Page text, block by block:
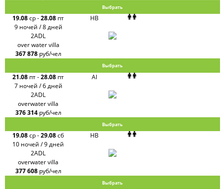
Выбрать
19.08ср-28.08 пт
9 ночей / 8 дней
HB
2ADL
over water villa
367 878 руб/чел
Выбрать
21.08 пт-28.08 пт
7 ночей / 6 дней
AI
2ADL
overwater villa
376 314 руб/чел
Выбрать
19.08ср-29.08сб
10 ночей / 9 дней
HB
2ADL
overwater villa
377 608 руб/чел
Выбрать